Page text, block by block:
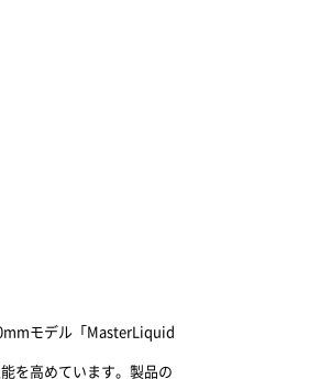
モデル「MasterLiquid
を高めています。製品の